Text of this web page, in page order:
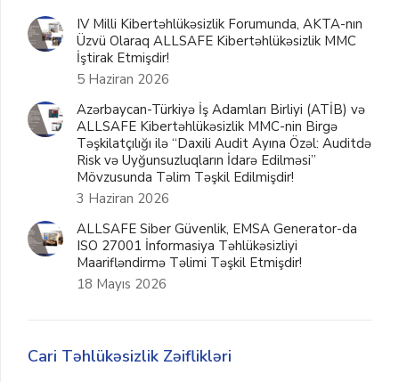
IV Milli Kibertəhlükəsizlik Forumunda, AKTA-nın
Üzvü Olaraq ALLSAFE Kibertəhlükəsizlik MMC
İştirak Etmişdir!
5 Haziran 2026
Azərbaycan-Türkiyə İş Adamları Birliyi (ATİB) və
ALLSAFE Kibertəhlükəsizlik MMC-nin Birgə
Təşkilatçılığı ilə “Daxili Audit Ayına Özəl: Auditdə
Risk və Uyğunsuzluqların İdarə Edilməsi”
Mövzusunda Təlim Təşkil Edilmişdir!
3 Haziran 2026
ALLSAFE Siber Güvenlik, EMSA Generator-da
ISO 27001 İnformasiya Təhlükəsizliyi
Maarifləndirmə Təlimi Təşkil Etmişdir!
18 Mayıs 2026
Cari Təhlükəsizlik Zəiflikləri